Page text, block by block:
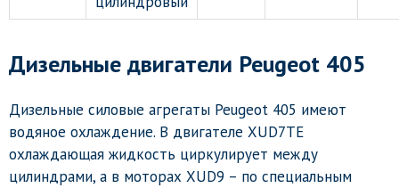
Дизельные двигатели Peugeot 405
Дизельные силовые агрегаты Peugeot 405 имеют
водяное охлаждение. В двигателе XUD7TE
охлаждающая жидкость циркулирует между
цилиндрами, а в моторах XUD9 – по специальным